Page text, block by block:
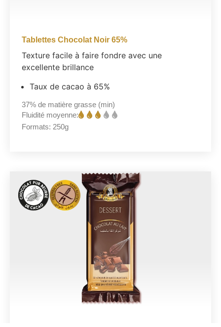
Tablettes Chocolat Noir 65%
Texture facile à faire fondre avec une
excellente brillance
Taux de cacao à 65%
37% de matière grasse (min)
Fluidité moyenne:
Formats: 250g